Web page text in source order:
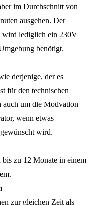
im Durchschnitt von
ausgehen. Der
wird lediglich ein 230V
benötigt.
derjenige, der es
für den technischen
auch um die Motivation
wenn etwas
wird.
zu 12 Monate in einem
zur gleichen Zeit als